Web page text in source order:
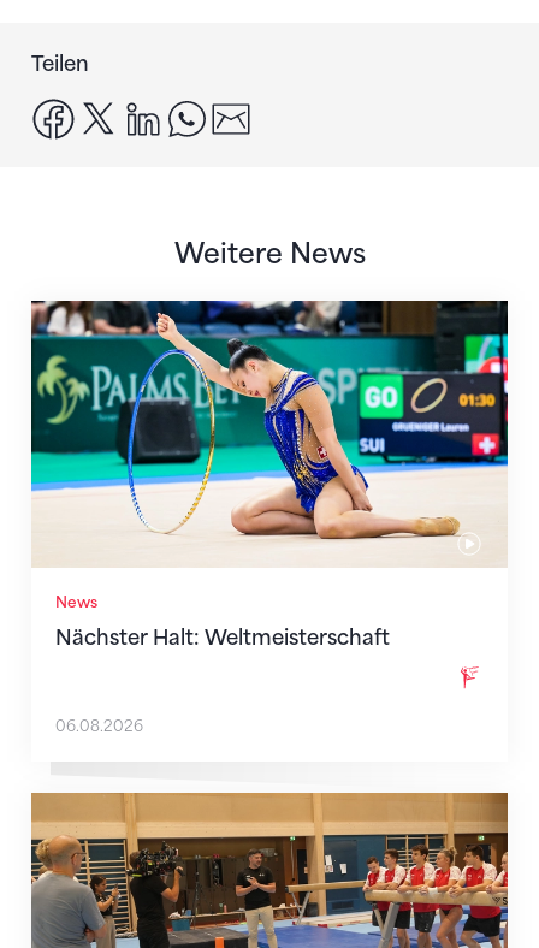
Teilen
facebook
x linkedinwhatsapp
Weitere News
News
Nächster Halt: Weltmeisterschaft
Nächster Halt: Weltmeisterschaft
06.08.2026
Mit klaren Zielen nach Zagreb